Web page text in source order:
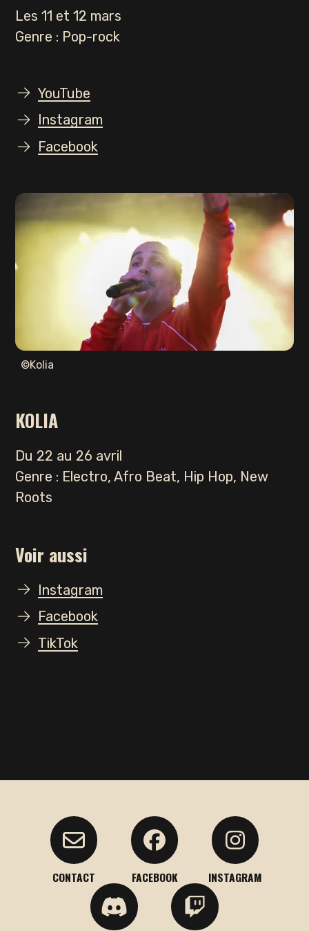
Les 11 et 12 mars
Genre : Pop-rock
YouTube
Instagram
Facebook
©Kolia
KOLIA
Du 22 au 26 avril
Genre : Electro, Afro Beat, Hip Hop, New
Roots
Voir aussi
Instagram
Facebook
TikTok
CONTACT FACEBOOK INSTAGRAM